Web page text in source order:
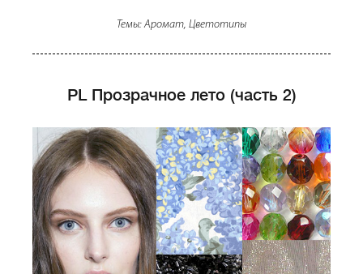
Темы:Аромат, Цветотипы
PL Прозрачное лето (часть 2)